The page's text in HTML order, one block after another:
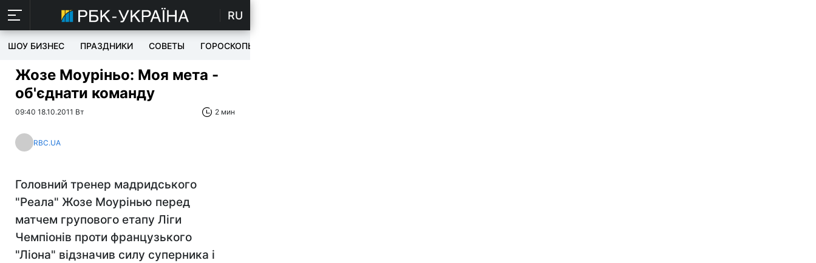
RU
ШОУ БИЗНЕС ПРАЗДНИКИ СОВЕТЫ ГОРОСКОПЫ
Жозе Моуріньо: Моя мета -
об'єднати команду
09:40 18.10.2011 Вт 2 мин
RBC.UA
Головний тренер мадридського
"Реала" Жозе Моурінью перед
матчем групового етапу Ліги
Чемпіонів проти французького
"Ліона" відзначив силу суперника і